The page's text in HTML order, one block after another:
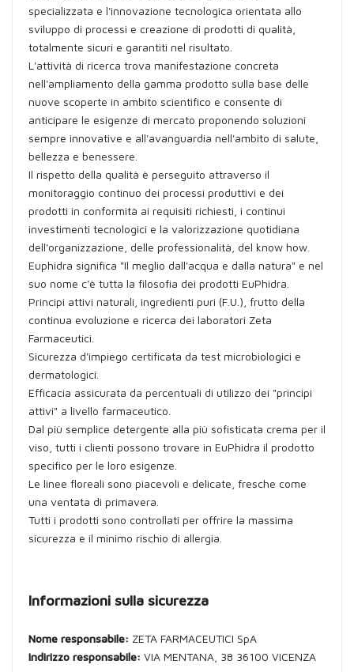
specializzata e l'innovazione tecnologica orientata allo
sviluppo di processi e creazione di prodotti di qualità,
totalmente sicuri e garantiti nel risultato.
L'attività di ricerca trova manifestazione concreta
nell'ampliamento della gamma prodotto sulla base delle
nuove scoperte in ambito scientifico e consente di
anticipare le esigenze di mercato proponendo soluzioni
sempre innovative e all'avanguardia nell'ambito di salute,
bellezza e benessere.
Il rispetto della qualità è perseguito attraverso il
monitoraggio continuo dei processi produttivi e dei
prodotti in conformità ai requisiti richiesti, i continui
investimenti tecnologici e la valorizzazione quotidiana
dell'organizzazione, delle professionalità, del know how.
Euphidra significa "Il meglio dall'acqua e dalla natura" e nel
suo nome c'è tutta la filosofia dei prodotti EuPhidra.
Principi attivi naturali, ingredienti puri (F.U.), frutto della
continua evoluzione e ricerca dei laboratori Zeta
Farmaceutici.
Sicurezza d'impiego certificata da test microbiologici e
dermatologici.
Efficacia assicurata da percentuali di utilizzo dei "principi
attivi" a livello farmaceutico.
Dal più semplice detergente alla più sofisticata crema per il
viso, tutti i clienti possono trovare in EuPhidra il prodotto
specifico per le loro esigenze.
Le linee floreali sono piacevoli e delicate, fresche come
una ventata di primavera.
Tutti i prodotti sono controllati per offrire la massima
sicurezza e il minimo rischio di allergia.
Informazioni sulla sicurezza
Nome responsabile: ZETA FARMACEUTICI SpA
Indirizzo responsabile: VIA MENTANA, 38 36100 VICENZA